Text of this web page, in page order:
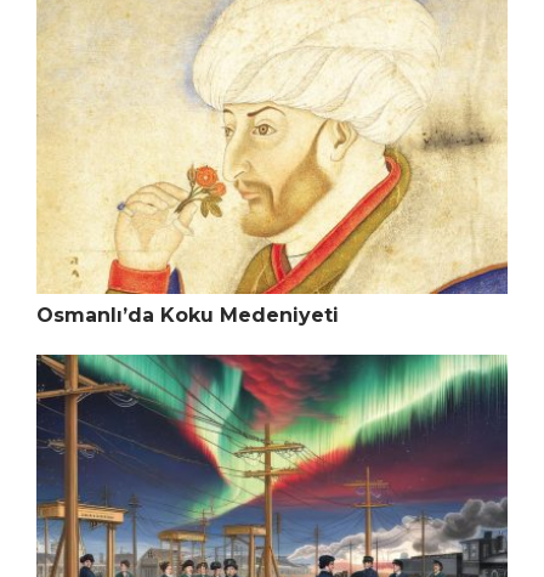
Osmanlı’da Koku Medeniyeti